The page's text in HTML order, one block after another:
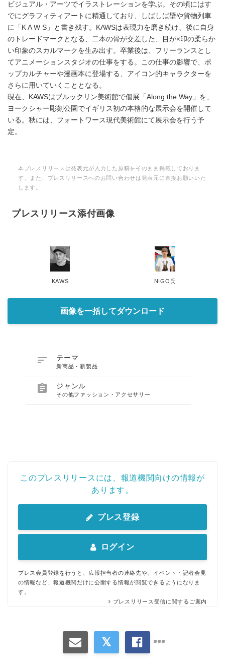
ビジュアル・アーツでイラストレーションを学ぶ。その頃にはす
でにグラフィティアートに精通しており、しばしば壁や貨物列車
に「K A W S」と書き残す。KAWSは表現力を磨き続け、後に自身
のトレードマークとなる、二本の骨が交差した、目が×印の柔らか
い印象のスカルマークを生み出す。卒業後は、フリーランスとし
てアニメーションスタジオの仕事をする。この仕事の影響で、ポ
ップカルチャーや漫画本に登場する、アイコン的キャラクターを
さらに用いていくこととなる。
現在、KAWSはブルックリン美術館で個展「Along the Way」を、
ヨークシャー彫刻公園でイギリス初の本格的な展示会を開催して
いる。秋には、フォートワース現代美術館にて展示会を行う予
定。
本プレスリリースは発表元が入力した原稿をそのまま掲載しておりま
す。また、プレスリリースへのお問い合わせは発表元に直接お願いいた
します。
プレスリリース添付画像
KAWS NIGO氏
画像を一括してダウンロード
 テーマ
新商品・新製品
 ジャンル
その他ファッション・アクセサリー
このプレスリリースには、報道機関向けの情報が
あります。
プレス登録
ログイン
プレス会員登録を行うと、広報担当者の連絡先や、イベント・記者会見
の情報など、報道機関だけに公開する情報が閲覧できるようになりま
す。
プレスリリース受信に関するご案内